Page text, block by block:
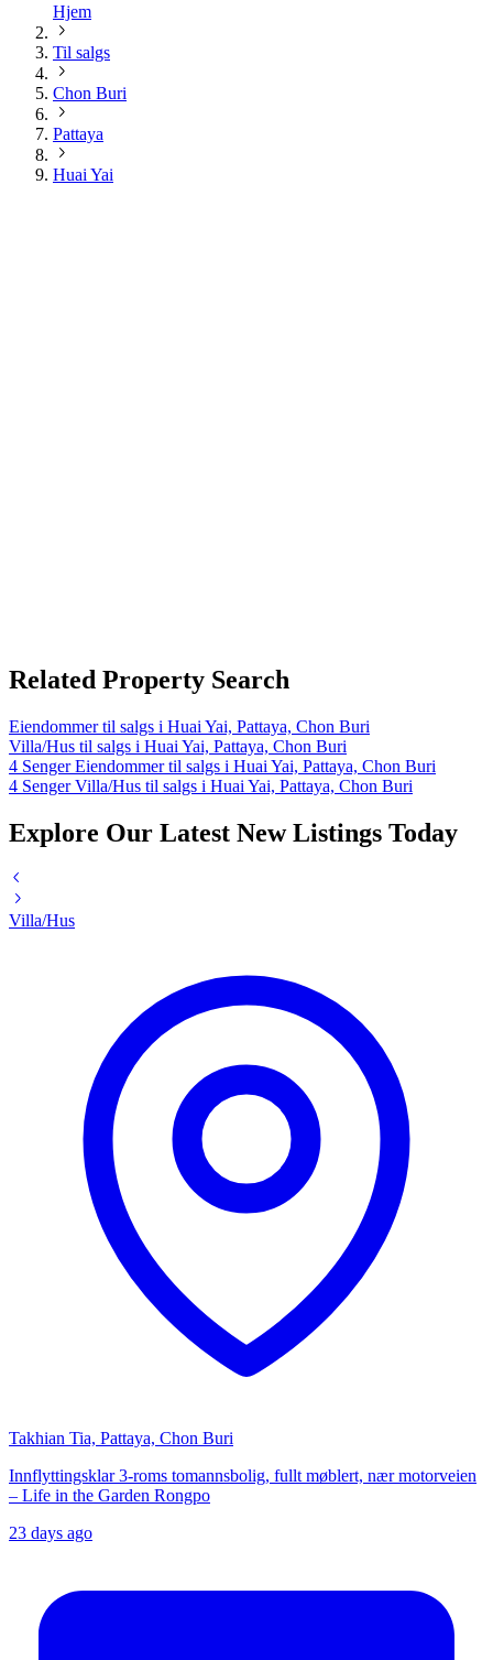
Hjem
Til salgs
Chon Buri
Pattaya
Huai Yai
Related Property Search
Eiendommer til salgs i Huai Yai, Pattaya, Chon Buri
Villa/Hus til salgs i Huai Yai, Pattaya, Chon Buri
4 Senger Eiendommer til salgs i Huai Yai, Pattaya, Chon Buri
4 Senger Villa/Hus til salgs i Huai Yai, Pattaya, Chon Buri
Explore Our Latest New Listings Today
Villa/Hus
Takhian Tia, Pattaya, Chon Buri
Innflyttingsklar 3-roms tomannsbolig, fullt møblert, nær motorveien
– Life in the Garden Rongpo
23 days ago